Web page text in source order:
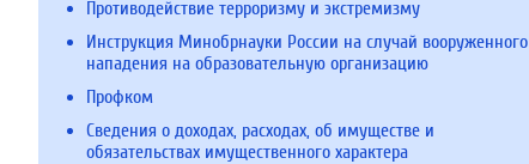
Противодействие терроризму и экстремизму
Инструкция Минобрнауки России на случай вооруженного
нападения на образовательную организацию
Профком
Сведения о доходах, расходах, об имуществе и
обязательствах имущественного характера